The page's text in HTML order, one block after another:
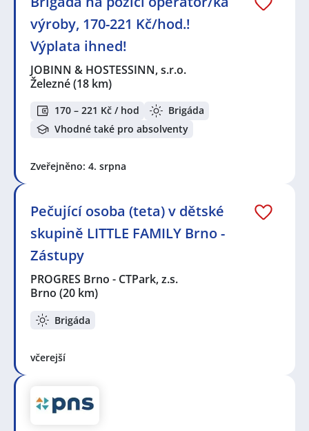
výroby, 170-221 Kč/hod.!
Výplata ihned!
JOBINN & HOSTESSINN, s.r.o.
Železné(18 km)
170 – 221 Kč / hod
Brigáda
Vhodné také pro absolventy
Zveřejněno: 4. srpna
Pečující osoba (teta) v dětské
skupině LITTLE FAMILY Brno -
Zástupy
PROGRES Brno - CTPark, z.s.
Brno (20 km)
Brigáda
včerejší